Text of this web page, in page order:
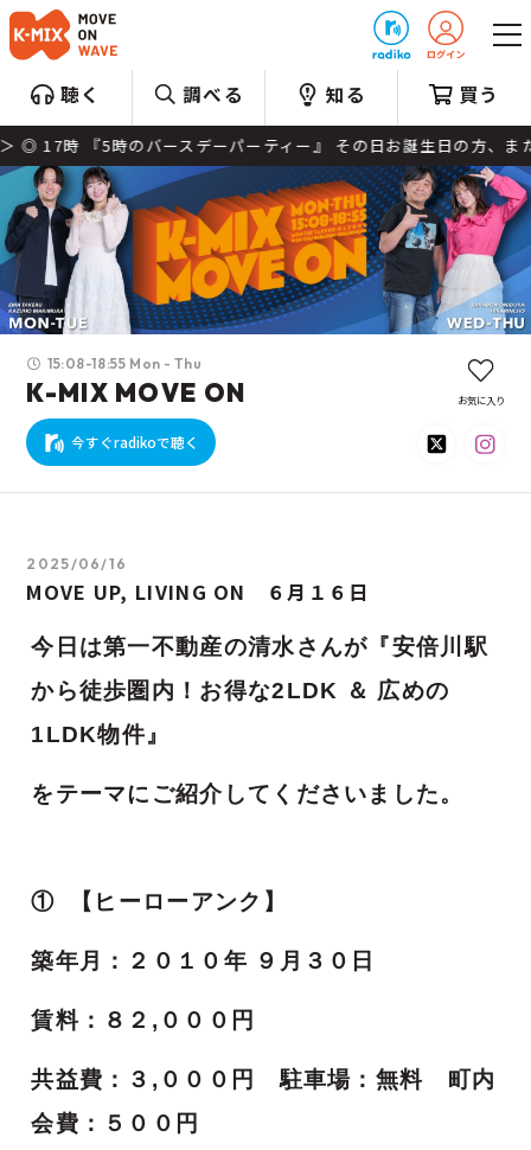
聴く 調べる 知る 買う
のバースデーパーティー』 その日お誕生日の方、また
15:08-18:55 Mon - Thu
K-MIX MOVE ON
今すぐradikoで聴く
お気に入り
2025/06/16
MOVE UP, LIVING ON ６月１６日
今日は第一不動産の清水さんが『安倍川駅
から徒歩圏内！お得な2LDK ＆ 広めの
1LDK物件』
をテーマにご紹介してくださいました。
① 【ヒーローアンク 】
築年月：２０１０年 ９月３０日
賃料：８２,０００円
共益費：３,０００円 駐車場：無料 町内
会費：５００円